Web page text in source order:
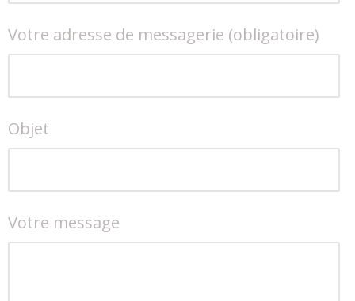
Votre adresse de messagerie (obligatoire)
Objet
Votre message